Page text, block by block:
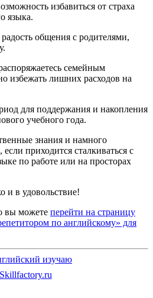
избавиться от страха
языка.
общения с родителями,
семейным
избежать лишних расходов на
для поддержания и накопления
учебного года.
знания и намного
если приходится сталкиваться с
по работе или на просторах
и в удовольствие!
вы можете перейти на страницу
по английскому» для
изучаю